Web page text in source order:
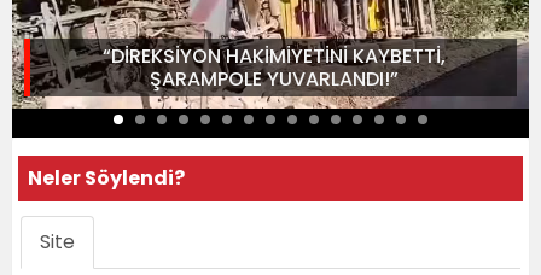
“DİREKSİYON HAKİMİYETİNİ KAYBETTİ,
ŞARAMPOLE YUVARLANDI!”
Neler Söylendi?
Site